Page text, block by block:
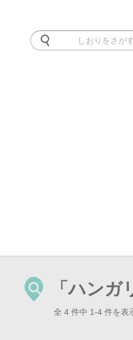
「ハン
全 4 件中 1-4 件を表